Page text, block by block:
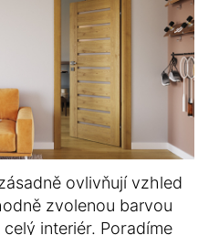
ovlivňují vzhled
zvolenou barvou
interiér. Poradíme